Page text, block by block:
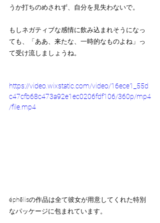
うか打ちのめされず、自分を見失わないで。
もしネガティブな感情に飲み込まれそうになっ
ても、「ああ、来たな、一時的なものよね」っ
て受け流しましょうね。
https://video.wixstatic.com/video/16ece1_55d
c47cfb68c473a92e1ec0206fdf106/360p/mp4
/file.mp4
éphēlisの作品は全て彼女が用意してくれた特別
なパッケージに包まれています。